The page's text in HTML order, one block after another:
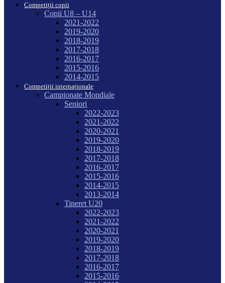
Competiții copii
Copii U8 – U14
2021-2022
2019-2020
2018-2019
2017-2018
2016-2017
2015-2016
2014-2015
Competiții internaționale
Campionate Mondiale
Seniori
2022-2023
2021-2022
2020-2021
2019-2020
2018-2019
2017-2018
2016-2017
2015-2016
2014-2015
2013-2014
Tineret U20
2022-2023
2021-2022
2020-2021
2019-2020
2018-2019
2017-2018
2016-2017
2015-2016